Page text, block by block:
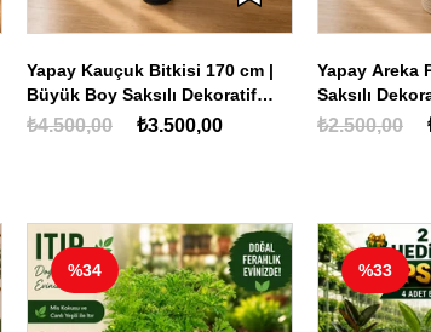
Yapay Kauçuk Bitkisi 170 cm |
Büyük Boy Saksılı Dekoratif
Yapay Salon Ağacı₺3.500,00
₺4.500,00
Yapay Areka
Saksılı
Bitkisi
₺2.500,00
ÜCRETSIZ
KARGO
%33 %23